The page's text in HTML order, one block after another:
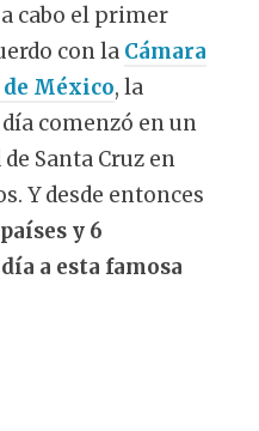
cabo el primer
con la Cámara
de México, la
comenzó en un
Santa Cruz en
Y desde entonces
y 6
a esta famosa